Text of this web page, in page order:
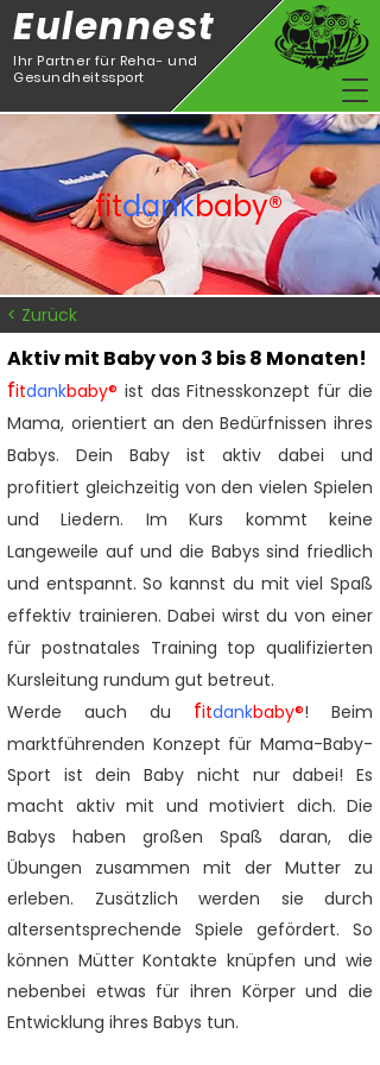
Eulennest
Ihr Partner für Reha- und
Gesundheitssport
fitdankbaby®
< Zurück
Aktiv mit Baby von 3 bis 8 Monaten!
fitdankbaby® ist das Fitnesskonzept für die
Mama, orientiert an den Bedürfnissen ihres
Babys. Dein Baby ist aktiv dabei und
profitiert gleichzeitig von den vielen Spielen
und Liedern. Im Kurs kommt keine
Langeweile auf und die Babys sind friedlich
und entspannt. So kannst du mit viel Spaß
effektiv trainieren. Dabei wirst du von einer
für postnatales Training top qualifizierten
Kursleitung rundum gut betreut.
Werde auch du fitdankbaby®! Beim
marktführenden Konzept für Mama-Baby-
Sport ist dein Baby nicht nur dabei! Es
macht aktiv mit und motiviert dich. Die
Babys haben großen Spaß daran, die
Übungen zusammen mit der Mutter zu
erleben. Zusätzlich werden sie durch
altersentsprechende Spiele gefördert. So
können Mütter Kontakte knüpfen und wie
nebenbei etwas für ihren Körper und die
Entwicklung ihres Babys tun.